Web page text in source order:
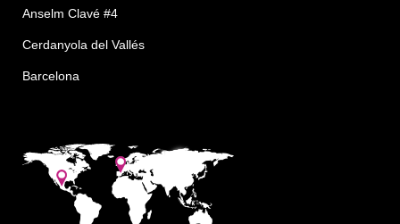
Anselm Clavé #4
Cerdanyola del Vallés
Barcelona